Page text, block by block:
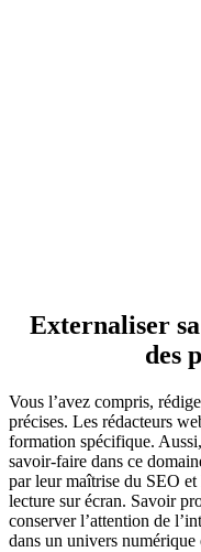
Externaliser
des
Vous l’avez compris,
précises. Les rédacteurs
formation spécifique.
savoir-faire dans ce
par leur maîtrise du SEO et
lecture sur écran. Savoir
conserver l’attention de
dans un univers numérique